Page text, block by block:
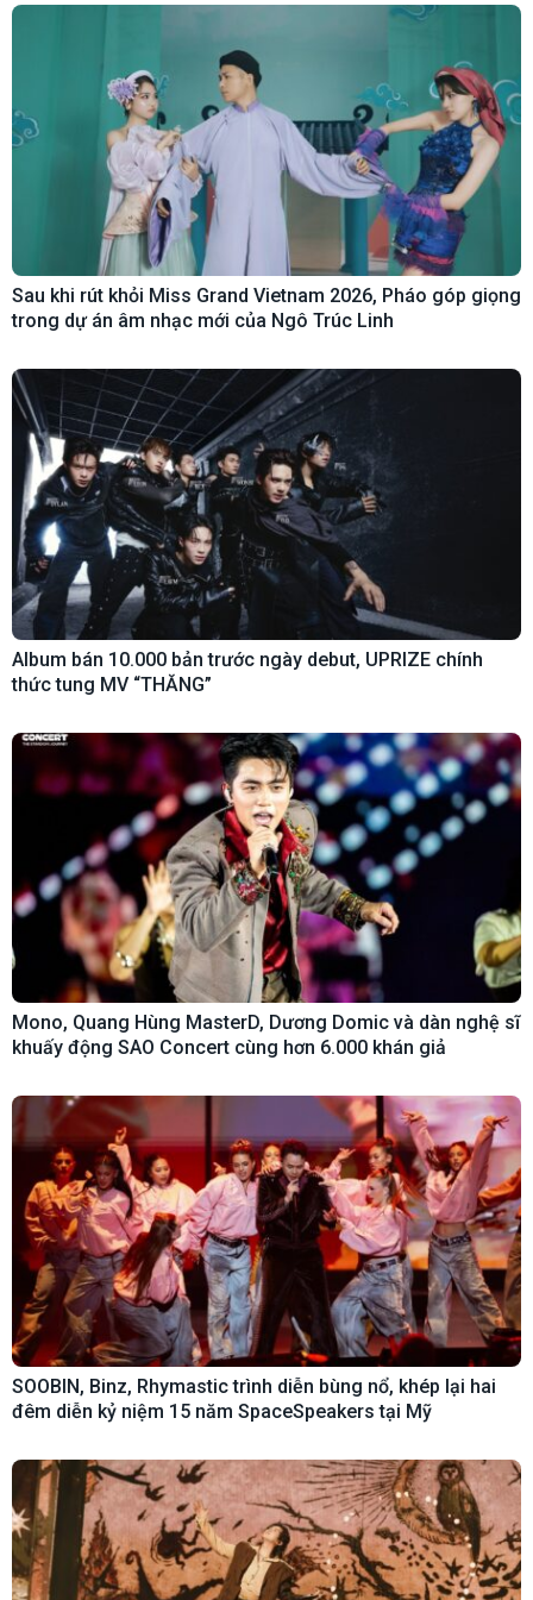
Sau khi rút khỏi Miss Grand Vietnam 2026, Pháo góp giọng
trong dự án âm nhạc mới của Ngô Trúc Linh
Album bán 10.000 bản trước ngày debut, UPRIZE chính
thức tung MV “THĂNG”
Mono, Quang Hùng MasterD, Dương Domic và dàn nghệ sĩ
khuấy động SAO Concert cùng hơn 6.000 khán giả
SOOBIN, Binz, Rhymastic trình diễn bùng nổ, khép lại hai
đêm diễn kỷ niệm 15 năm SpaceSpeakers tại Mỹ